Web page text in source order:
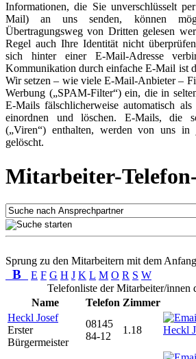
Informationen, die Sie unverschlüsselt
Mail) an uns senden, können
Übertragungsweg von Dritten gelesen
Regel auch Ihre Identität nicht
sich hinter einer E-Mail-Adresse
Kommunikation durch einfache E-Mail ist
Wir setzen – wie viele E-Mail-Anbieter –
Werbung („SPAM-Filter“) ein, die in
E-Mails fälschlicherweise automatisch
einordnen und löschen. E-Mails, die
(„Viren“) enthalten, werden von uns in
gelöscht.
Mitarbeiter-
Sprung zu den Mitarbeitern mit dem
B E F G H J K L M O R S W
Telefonliste der Mitarbeiter/innen
Name
Telefon Zimmer
Heckl Josef
Erster
Bürgermeister
08145
84-12
1.18